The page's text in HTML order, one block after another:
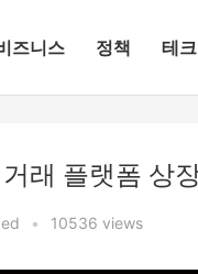
즈니스 정책 테크
래 플랫폼 상
• 10536 views